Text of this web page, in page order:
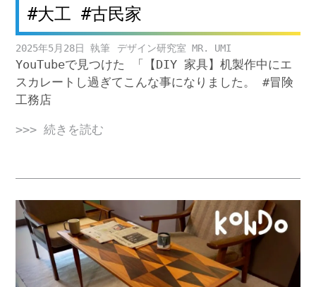
#大工 #古民家
2025年5月28日 デザイン研究室 MR. UMI
YouTubeで見つけた 「【DIY 家具】机製作中にエ
スカレートし過ぎてこんな事になりました。 #冒険
工務店
>>> 続きを読む